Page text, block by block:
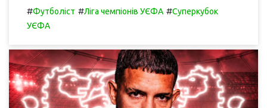
#Футболіст #Ліга чемпіонів УЄФА #Суперкубок
УЄФА